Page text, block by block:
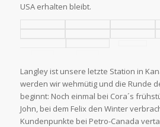
USA erhalten bleibt.
Langley ist unsere letzte Station in
werden wir wehmütig und die Runde
beginnt: Noch einmal bei Cora´s
John, bei dem Felix den Winter
Kundenpunkte bei Petro-Canada